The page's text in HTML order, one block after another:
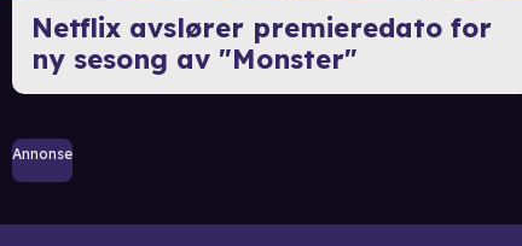
Netflix avslører premieredato for
ny sesong av "Monster"
Annonse